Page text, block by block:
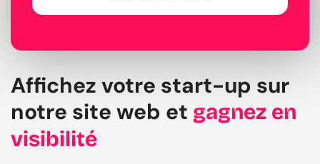
Affichez votre start-up sur
notre site web et gagnez en
visibilité